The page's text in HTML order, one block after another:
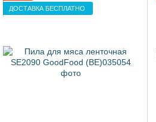
ДОСТАВКА БЕСПЛАТНО